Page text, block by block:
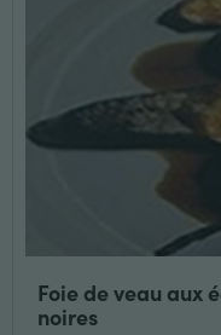
Foie de veau aux
noires